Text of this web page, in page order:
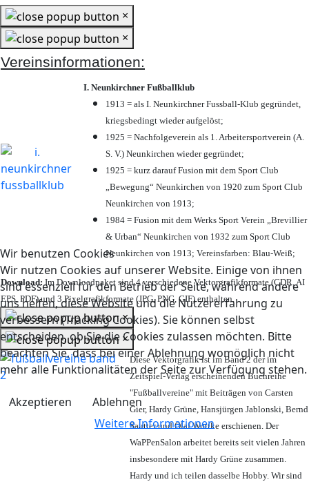
Wir benutzen Cookies
Wir nutzen Cookies auf unserer Website. Einige von ihnen
sind essenziell für den Betrieb der Seite, während andere
uns helfen, diese Website und die Nutzererfahrung zu
verbessern (Tracking Cookies). Sie können selbst
entscheiden, ob Sie die Cookies zulassen möchten. Bitte
beachten Sie, dass bei einer Ablehnung womöglich nicht
mehr alle Funktionalitäten der Seite zur Verfügung stehen.
Akzeptieren
Ablehnen
Weitere Informationen
×
×
Vereinsinformationen:
I. Neunkirchner Fußballklub
1913 = als I. Neunkirchner Fussball-Klub gegründet,
kriegsbedingt wieder aufgelöst;
1925 = Nachfolgeverein als 1. Arbeitersportverein (A.
S. V.) Neunkirchen wieder gegründet;
1925 = kurz darauf Fusion mit dem Sport Club
„Bewegung“ Neunkirchen von 1920 zum Sport Club
Neunkirchen von 1913;
1984 = Fusion mit dem Werks Sport Verein „Brevillier
& Urban“ Neunkirchen von 1932 zum Sport Club
Neunkirchen von 1913; Vereinsfarben: Blau-Weiß;
Download: Im Downloadpaket sind 4 verschiedene Vektorgrafikformate (CDR, AI
EPS, PDF) und 3 Pixelgrafikformate (JPG, PNG, GIF) enthalten.
×
×
Diese Vektorgrafik ist im Band 2 der im
Zeitspiel-Verlag erscheinenden Buchreihe
"Fußballvereine" mit Beiträgen von Carsten
Gier, Hardy Grüne, Hansjürgen Jablonski, Bernd
Sautter und Olaf Wuttke erschienen. Der
WaPPenSalon arbeitet bereits seit vielen Jahren
insbesondere mit Hardy Grüne zusammen.
Hardy und ich teilen dasselbe Hobby. Wir sind